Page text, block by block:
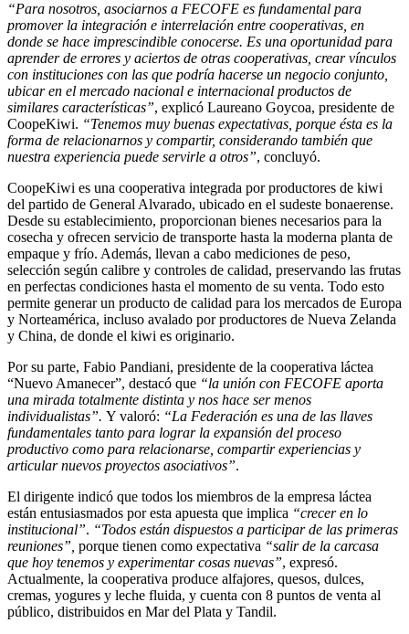
“Para nosotros, asociarnos a FECOFE es fundamental para
promover la integración e interrelación entre cooperativas, en
donde se hace imprescindible conocerse. Es una oportunidad para
aprender de errores y aciertos de otras cooperativas, crear vínculos
con instituciones con las que podría hacerse un negocio conjunto,
ubicar en el mercado nacional e internacional productos de
similares características”, explicó Laureano Goycoa, presidente de
CoopeKiwi. “Tenemos muy buenas expectativas, porque ésta es la
forma de relacionarnos y compartir, considerando también que
nuestra experiencia puede servirle a otros”, concluyó.
CoopeKiwi es una cooperativa integrada por productores de kiwi
del partido de General Alvarado, ubicado en el sudeste bonaerense.
Desde su establecimiento, proporcionan bienes necesarios para la
cosecha y ofrecen servicio de transporte hasta la moderna planta de
empaque y frío. Además, llevan a cabo mediciones de peso,
selección según calibre y controles de calidad, preservando las frutas
en perfectas condiciones hasta el momento de su venta. Todo esto
permite generar un producto de calidad para los mercados de Europa
y Norteamérica, incluso avalado por productores de Nueva Zelanda
y China, de donde el kiwi es originario.
Por su parte, Fabio Pandiani, presidente de la cooperativa láctea
“Nuevo Amanecer”, destacó que “la unión con FECOFE aporta
una mirada totalmente distinta y nos hace ser menos
individualistas”. Y valoró: “La Federación es una de las llaves
fundamentales tanto para lograr la expansión del proceso
productivo como para relacionarse, compartir experiencias y
articular nuevos proyectos asociativos”.
El dirigente indicó que todos los miembros de la empresa láctea
están entusiasmados por esta apuesta que implica “crecer en lo
institucional”. “Todos están dispuestos a participar de las primeras
reuniones”, porque tienen como expectativa “salir de la carcasa
que hoy tenemos y experimentar cosas nuevas”, expresó.
Actualmente, la cooperativa produce alfajores, quesos, dulces,
cremas, yogures y leche fluida, y cuenta con 8 puntos de venta al
público, distribuidos en Mar del Plata y Tandil.